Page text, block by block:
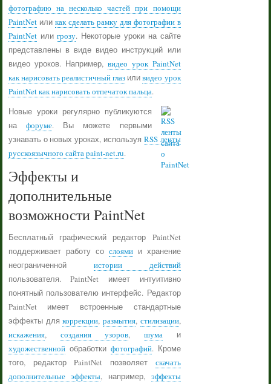
фотографию на несколько частей при помощи
PaintNetили как сделать рамку для фотографии в
PaintNetилигрозу. Некоторые уроки на сайте
представлены в виде видео инструкций или
видео уроков. Например, видео урок PaintNet
как нарисовать реалистичный глаз иливидео урок
PaintNet как нарисовать отпечаток пальца.
Новые уроки регулярно публикуются
нафоруме. Вы можете первыми
узнавать о новых уроках, используя RSS ленты
русскоязычного сайта paint-net.ru.
Эффекты и
дополнительные
возможности PaintNet
Бесплатный графический редактор PaintNet
поддерживает работу со слоямии хранение
неограниченной истории действий
пользователя. PaintNet имеет интуитивно
понятный пользователю интерфейс. Редактор
PaintNet имеет встроенные стандартные
эффекты длякоррекции, размытия, стилизации,
искажения, создания узоров, шумаи
художественнойобработки фотографий. Кроме
того, редактор PaintNet позволяет скачать
дополнительные эффекты, например, эффекты